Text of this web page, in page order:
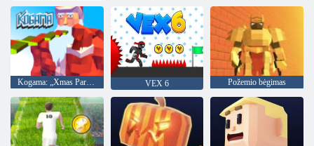
Kogama: „Xmas Parkour“ VEX 6 Požemio bėgimas